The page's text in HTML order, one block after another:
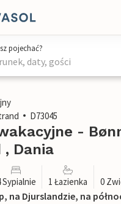
pojechać?
daty, gości
D73045
-
Dania
Sypialnie 1 Łazienka 0
na Djurslandzie, na